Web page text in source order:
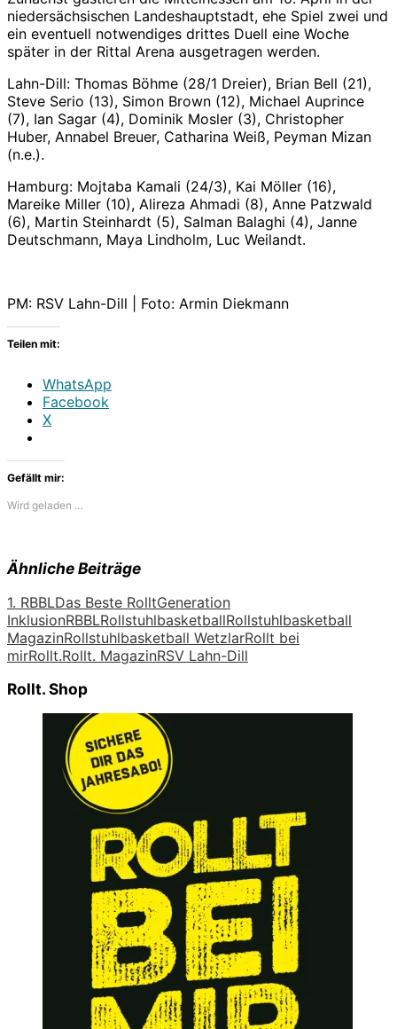
niedersächsischen Landeshauptstadt, ehe Spiel zwei und
ein eventuell notwendiges drittes Duell eine Woche
später in der Rittal Arena ausgetragen werden.
Lahn-Dill: Thomas Böhme (28/1 Dreier), Brian Bell (21),
Steve Serio (13), Simon Brown (12), Michael Auprince
(7), Ian Sagar (4), Dominik Mosler (3), Christopher
Huber, Annabel Breuer, Catharina Weiß, Peyman Mizan
(n.e.).
Hamburg: Mojtaba Kamali (24/3), Kai Möller (16),
Mareike Miller (10), Alireza Ahmadi (8), Anne Patzwald
(6), Martin Steinhardt (5), Salman Balaghi (4), Janne
Deutschmann, Maya Lindholm, Luc Weilandt.
PM: RSV Lahn-Dill | Foto: Armin Diekmann
Teilen mit:
WhatsApp
Facebook
X
Gefällt mir:
Wird geladen …
Ähnliche Beiträge
1. RBBLDas Beste RolltGeneration
InklusionRBBLRollstuhlbasketballRollstuhlbasketball
MagazinRollstuhlbasketball WetzlarRollt bei
mirRollt.Rollt. MagazinRSV Lahn-Dill
Rollt. Shop